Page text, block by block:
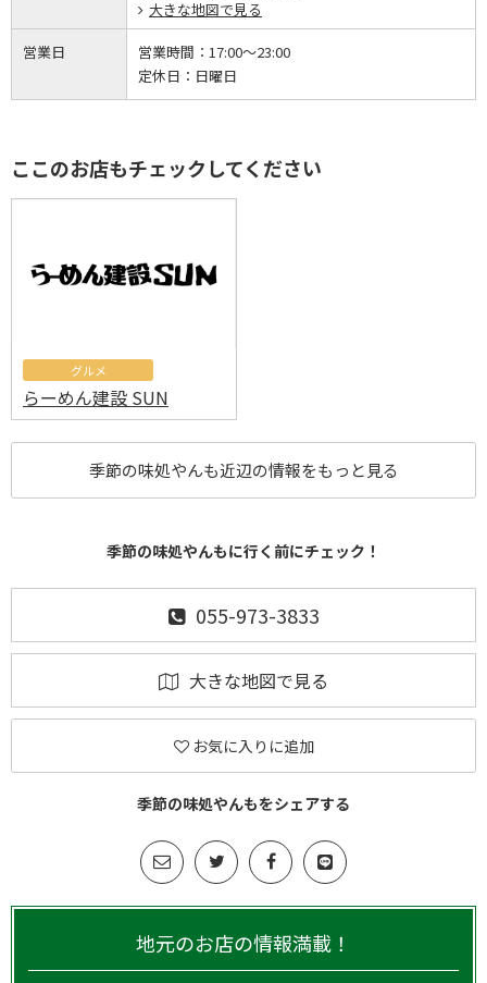
大きな地図で見る
営業日 営業時間： 17:00～23:00
定休日： 日曜日
ここのお店もチェックしてください
グルメ
らーめん建設 SUN
季節の味処やんも近辺の情報をもっと見る
季節の味処やんもに行く前にチェック！
055-973-3833
大きな地図で見る
お気に入りに追加
季節の味処やんもをシェアする
地元のお店の情報満載！